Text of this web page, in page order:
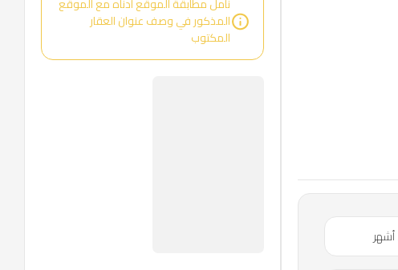
المذكور في وصف عنوان العقار
المكتوب